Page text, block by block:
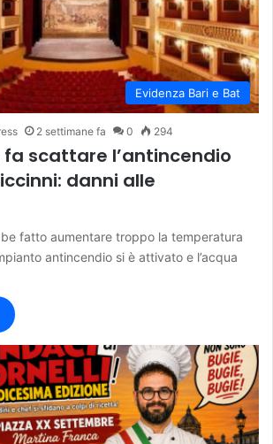
Evidenza Bari e Bat
2 settimane fa 0 294
fa scattare l’antincendio
danni alle
fatto aumentare troppo la temperatura
antincendio si è attivato e l’acqua